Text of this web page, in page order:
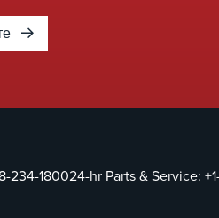
234-180024-hr Parts & Service: